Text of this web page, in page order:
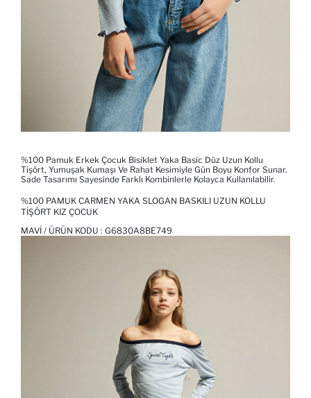
%100 Pamuk Erkek Çocuk Bisiklet Yaka Basic Düz Uzun Kollu
Tişört, Yumuşak Kumaşı Ve Rahat Kesimiyle Gün Boyu Konfor Sunar.
Sade Tasarımı Sayesinde Farklı Kombinlerle Kolayca Kullanılabilir.
%100 PAMUK CARMEN YAKA SLOGAN BASKILI UZUN KOLLU
TIŞÖRT KIZ ÇOCUK
MAVI / ÜRÜN KODU : G6830A8BE749